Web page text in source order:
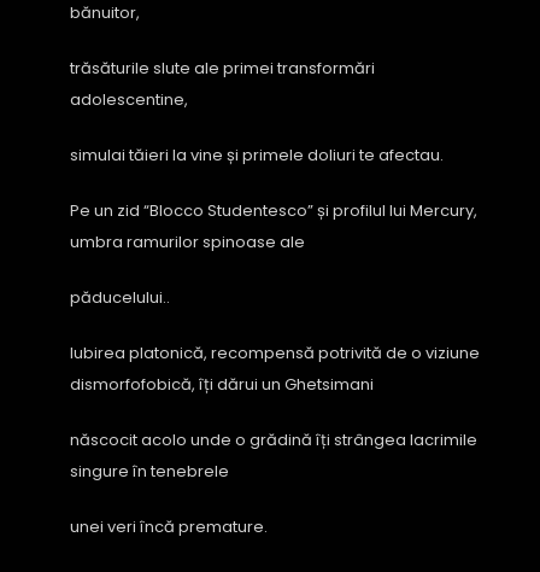
bănuitor,
trăsăturile slute ale primei transformări
adolescentine,
simulai tăieri la vine și primele doliuri te afectau.
Pe un zid “Blocco Studentesco” și profilul lui Mercury,
umbra ramurilor spinoase ale
păducelului..
Iubirea platonică, recompensă potrivită de o viziune
dismorfofobică, îți dărui un Ghetsimani
născocit acolo unde o grădină îți strângea lacrimile
singure în tenebrele
unei veri încă premature.